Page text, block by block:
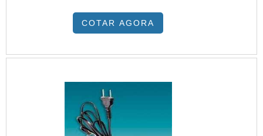
sólido que converte energia elétrica
diretamente em luz. Ele basicamente atua
razoavelmente baixa permite a
disparo contínuo, ou seja, a luz ocorre
quando o LED é polarizado, permitindo a
passagem de uma corrente elétrica.
COTAR AGORA